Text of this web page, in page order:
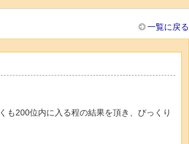
一覧に戻る
も200位内に入る程の結果を頂き、びっくり